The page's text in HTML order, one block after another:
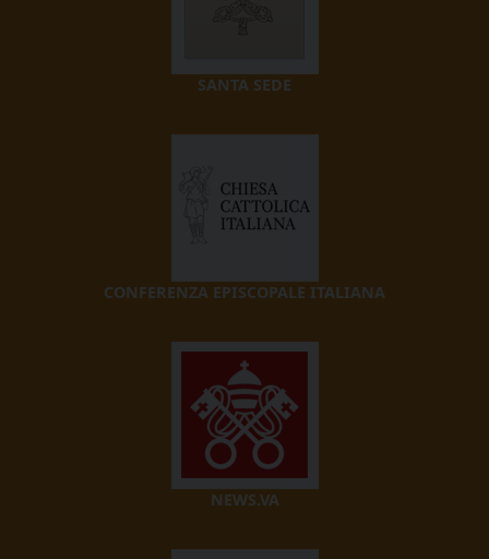
SANTA SEDE
CONFERENZA EPISCOPALE ITALIANA
NEWS.VA